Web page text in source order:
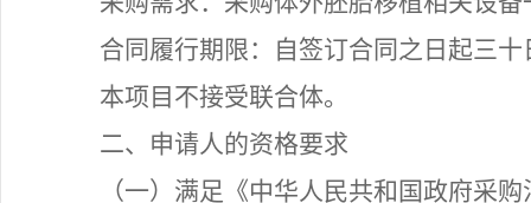
合同履行期限：
自签订合同之日起三
本项目不接受联合体。
二、申请人的资格要求
（一）满足《中华人民共和国政府采